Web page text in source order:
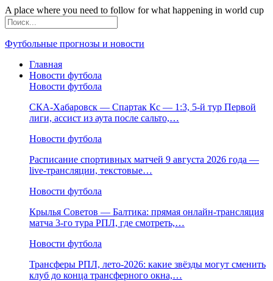
A place where you need to follow for what happening in world cup
Футбольные прогнозы и новости
Главная
Новости футбола
Новости футбола
СКА-Хабаровск — Спартак Кс — 1:3, 5-й тур Первой
лиги, ассист из аута после сальто,…
Новости футбола
Расписание спортивных матчей 9 августа 2026 года —
live-трансляции, текстовые…
Новости футбола
Крылья Советов — Балтика: прямая онлайн-трансляция
матча 3-го тура РПЛ, где смотреть,…
Новости футбола
Трансферы РПЛ, лето-2026: какие звёзды могут сменить
клуб до конца трансферного окна,…